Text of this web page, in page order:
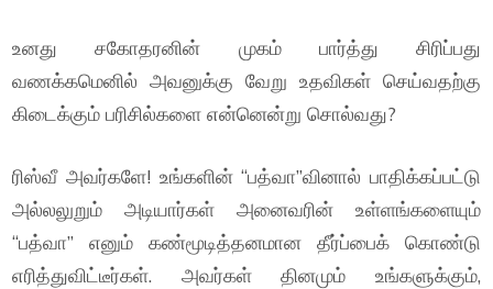
உனது சகோதரனின் முகம் பார்த்து சிரிப்பது
வணக்கமெனில் அவனுக்கு வேறு உதவிகள் செய்வதற்கு
கிடைக்கும் பரிசில்களை என்னென்று சொல்வது?
ரிஸ்வீ அவர்களே! உங்களின் “பத்வா”வினால் பாதிக்கப்பட்டு
அல்லலுறும் அடியார்கள் அனைவரின் உள்ளங்களையும்
“பத்வா” எனும் கண்மூடித்தனமான தீர்ப்பைக் கொண்டு
எரித்துவிட்டீர்கள். அவர்கள் தினமும் உங்களுக்கும்,